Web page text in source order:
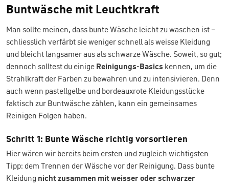
Buntwäsche mit Leuchtkraft
Man sollte meinen, dass bunte Wäsche leicht zu waschen ist –
schliesslich verfärbt sie weniger schnell als weisse Kleidung
und bleicht langsamer aus als schwarze Wäsche. Soweit, so gut;
dennoch solltest du einige Reinigungs-Basics kennen, um die
Strahlkraft der Farben zu bewahren und zu intensivieren. Denn
auch wenn pastellgelbe und bordeauxrote Kleidungsstücke
faktisch zur Buntwäsche zählen, kann ein gemeinsames
Reinigen Folgen haben.
Schritt 1: Bunte Wäsche richtig vorsortieren
Hier wären wir bereits beim ersten und zugleich wichtigsten
Tipp: dem Trennen der Wäsche vor der Reinigung. Dass bunte
Kleidung nicht zusammen mit weisser oder schwarzer